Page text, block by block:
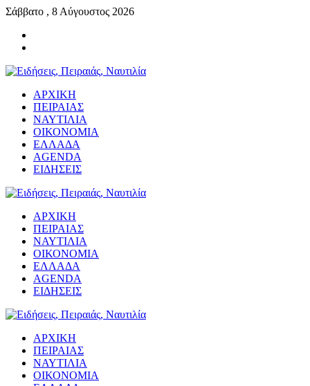
Σάββατο , 8 Αύγουστος 2026
ΑΡΧΙΚΗ
ΠΕΙΡΑΙΑΣ
ΝΑΥΤΙΛΙΑ
ΟΙΚΟΝΟΜΙΑ
ΕΛΛΑΔΑ
AGENDA
ΕΙΔΗΣΕΙΣ
ΑΡΧΙΚΗ
ΠΕΙΡΑΙΑΣ
ΝΑΥΤΙΛΙΑ
ΟΙΚΟΝΟΜΙΑ
ΕΛΛΑΔΑ
AGENDA
ΕΙΔΗΣΕΙΣ
ΑΡΧΙΚΗ
ΠΕΙΡΑΙΑΣ
ΝΑΥΤΙΛΙΑ
ΟΙΚΟΝΟΜΙΑ